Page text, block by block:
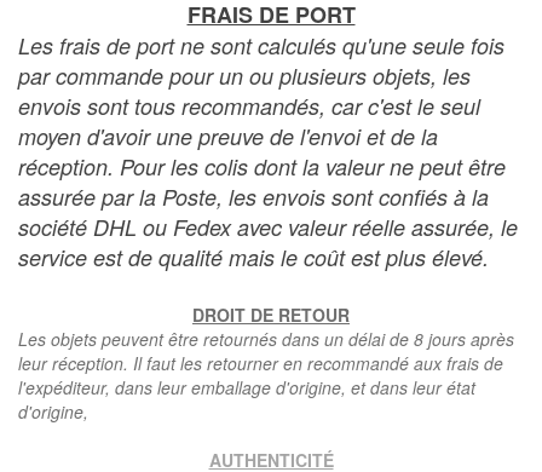
FRAIS DE PORT
Les frais de port ne sont calculés qu'une seule fois
par commande pour un ou plusieurs objets, les
envois sont tous recommandés, car c'est le seul
moyen d'avoir une preuve de l'envoi et de la
réception. Pour les colis dont la valeur ne peut être
assurée par la Poste, les envois sont confiés à la
société DHL ou Fedex avec valeur réelle assurée, le
service est de qualité mais le coût est plus élevé.
DROIT DE RETOUR
Les objets peuvent être retournés dans un délai de 8 jours après
leur réception. Il faut les retourner en recommandé aux frais de
l'expéditeur, dans leur emballage d'origine, et dans leur état
d'origine,
AUTHENTICITÉ